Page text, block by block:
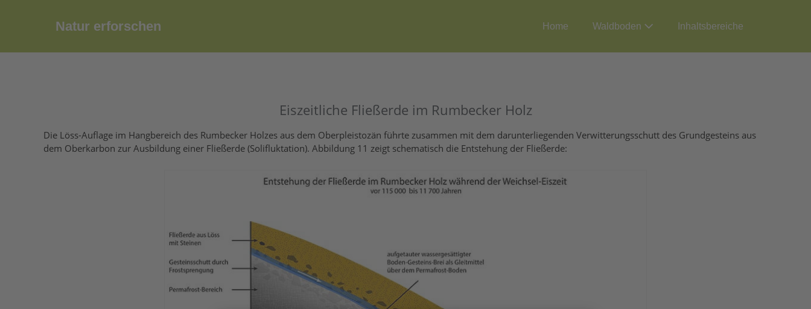
Natur erforschen Home Waldboden Inhaltsbereiche
Eiszeitliche Fließerde im Rumbecker Holz
Die Löss-Auflage im Hangbereich des Rumbecker Holzes aus dem Oberpleistozän führte zusammen mit dem darunterliegenden Verwitterungsschutt des Grundgesteins aus
dem Oberkarbon zur Ausbildung einer Fließerde (Solifluktation). Abbildung 11 zeigt schematisch die Entstehung der Fließerde: